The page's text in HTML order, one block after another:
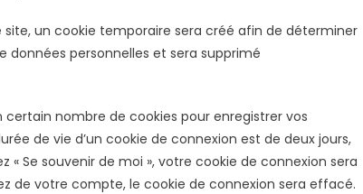
un cookie temporaire sera créé afin de déterminer
personnelles et sera supprimé
nombre de cookies pour enregistrer vos
de vie d’un cookie de connexion est de deux jours,
« Se souvenir de moi », votre cookie de connexion sera
de votre compte, le cookie de connexion sera effacé.